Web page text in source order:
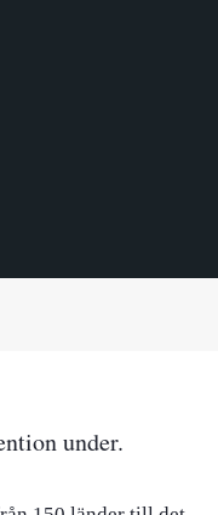
under.